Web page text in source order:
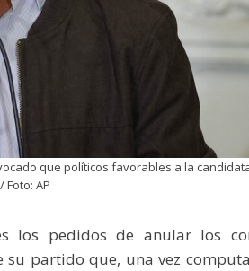
que políticos favorables a la
AP
los pedidos de anular los
partido que, una vez